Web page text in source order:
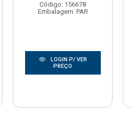
Código: 156678
Embalagem: PAR
LOGIN P/ VER
PREÇO